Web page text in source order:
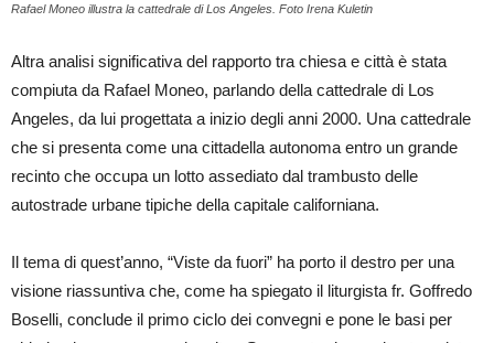
Rafael Moneo illustra la cattedrale di Los Angeles. Foto Irena Kuletin
Altra analisi significativa del rapporto tra chiesa e città è stata
compiuta da Rafael Moneo, parlando della cattedrale di Los
Angeles, da lui progettata a inizio degli anni 2000. Una cattedrale
che si presenta come una cittadella autonoma entro un grande
recinto che occupa un lotto assediato dal trambusto delle
autostrade urbane tipiche della capitale californiana.
Il tema di quest’anno, “Viste da fuori” ha porto il destro per una
visione riassuntiva che, come ha spiegato il liturgista fr. Goffredo
Boselli, conclude il primo ciclo dei convegni e pone le basi per